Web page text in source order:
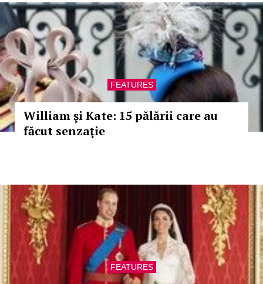
FEATURES
William şi Kate: 15 pălării care au
făcut senzaţie
FEATURES